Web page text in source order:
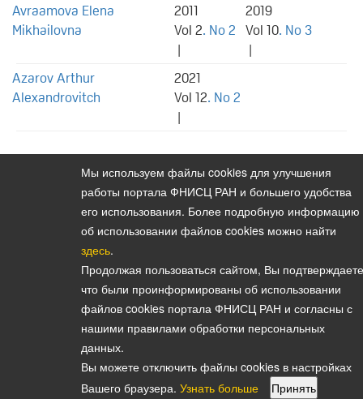
Avraamova Elena
Mikhailovna
2011
Vol 2. No 2
|
2019
Vol 10. No 3
|
Azarov Arthur
Alexandrovitch
2021
Vol 12. No 2
|
Политика конфиденциальности персональных данных
© 2026, Bulletin of the Institute of Sociology (Vestnik Instituta
vestnik@isras.ru
Мы используем файлы cookies для улучшения
работы портала ФНИСЦ РАН и большего удобства
его использования. Более подробную информацию
об использовании файлов cookies можно найти
здесь.
Продолжая пользоваться сайтом, Вы
что были проинформированы об использовании
файлов cookies портала ФНИСЦ РАН и согласны с
нашими правилами обработки персональных
данных.
Вы можете отключить файлы cookies в настройках
Вашего браузера. Узнать больше Принять